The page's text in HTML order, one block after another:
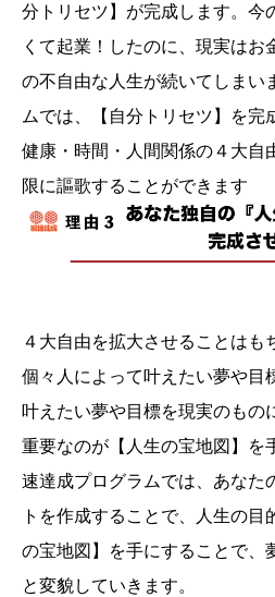
分トリセツ】が完成します。今
くて起業！したのに、現実はお
の不自由な人生が続いてしまい
ムでは、【自分トリセツ】を完
健康・時間・人間関係の４大自
限に謳歌することができます
４大自由を拡大させることはも
個々人によって叶えたい夢や目
叶えたい夢や目標を現実のもの
重要なのが【人生の宝地図】を
速達成プログラムでは、あなた
トを作成することで、人生の目
の宝地図】を手にすることで、
と変貌していきます。